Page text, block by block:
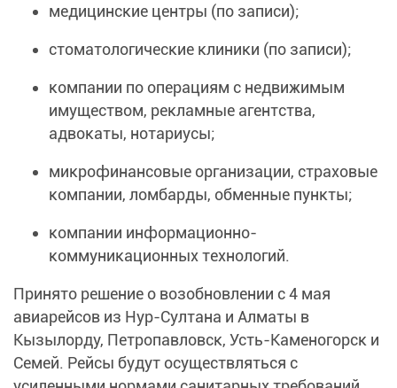
медицинские центры (по записи);
стоматологические клиники (по записи);
компании по операциям с недвижимым
имуществом, рекламные агентства,
адвокаты, нотариусы;
микрофинансовые организации, страховые
компании, ломбарды, обменные пункты;
компании информационно-
коммуникационных технологий.
Принято решение о возобновлении с 4 мая
авиарейсов из Нур-Султана и Алматы в
Кызылорду, Петропавловск, Усть-Каменогорск и
Семей. Рейсы будут осуществляться с